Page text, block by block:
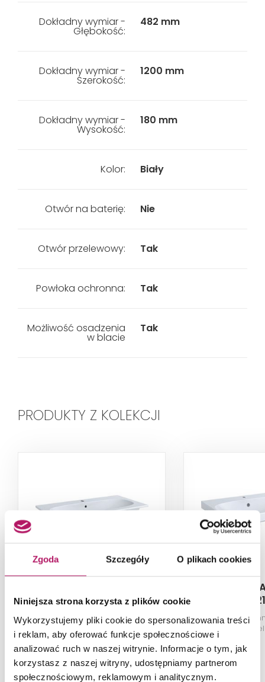
Zgoda Szczegóły O plikach cookies
Niniejsza strona korzysta z plików cookie
Wykorzystujemy pliki cookie do spersonalizowania treści
i reklam, aby oferować funkcje społecznościowe i
analizować ruch w naszej witrynie. Informacje o tym, jak
korzystasz z naszej witryny, udostępniamy partnerom
społecznościowym, reklamowym i analitycznym.
Dokładny wymiar -
Głębokość:
482 mm
Dokładny wymiar -
Szerokość:
1200 mm
Dokładny wymiar -
Wysokość:
180 mm
Kolor: Biały
Otwór na baterię: Nie
Otwór przelewowy: Tak
Powłoka ochronna: Tak
Możliwość osadzenia
w blacie
Tak
PRODUKTY Z KOLEKCJI
500.642.01.8
Umywalka meblowa
prostokątna, z otworem i
przelewem, 90 cm,
biała/KeraTect
Geberit
Umywalka
na baterię, z